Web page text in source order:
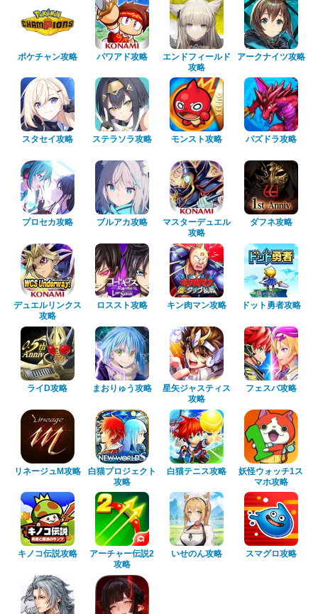
ポケチャン攻略 パワアド攻略
エンドフィールド
攻略
アークナイツ攻略
スタセイ攻略 ステラソラ攻略 モンスト攻略 パズドラ攻略
プロセカ攻略 ブルアカ攻略
マスターデュエル
攻略
ダフネ攻略
デュエルリンクス
攻略
ロススト攻略 キン肉マン攻略 ドット勇者攻略
ライD攻略 まおりゅう攻略
星矢ジャスティス
攻略
フェスバ攻略
リネージュM攻略
白猫プロジェクト
攻略
白猫テニス攻略
妖怪ウォッチ1ス
マホ攻略
キノコ伝説攻略
アーチャー伝説2
攻略
いせのん攻略 スマグロ攻略